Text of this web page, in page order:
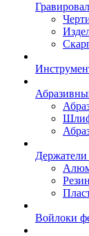
Войлоки